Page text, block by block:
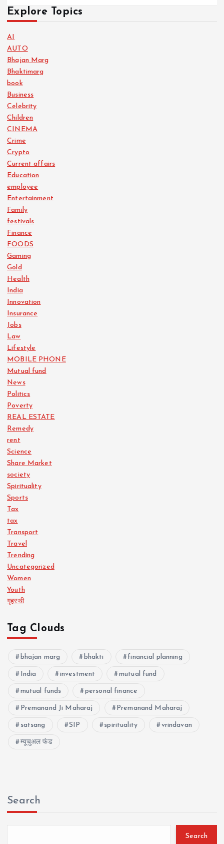
Explore Topics
AI
AUTO
Bhajan Marg
Bhaktimarg
book
Business
Celebrity
Children
CINEMA
Crime
Crypto
Current affairs
Education
employee
Entertainment
Family
festivals
Finance
FOODS
Gaming
Gold
Health
India
Innovation
Insurance
Jobs
Law
Lifestyle
MOBILE PHONE
Mutual fund
News
Politics
Poverty
REAL ESTATE
Remedy
rent
Science
Share Market
society
Spirituality
Sports
Tax
tax
Transport
Travel
Trending
Uncategorized
Women
Youth
गृहस्थी
Tag Clouds
bhajan marg bhakti financial planning
India investment mutual fund
mutual funds personal finance
Premanand Ji Maharaj Premanand Maharaj
satsang SIP spirituality vrindavan
म्यूचुअल फंड
Search
Search